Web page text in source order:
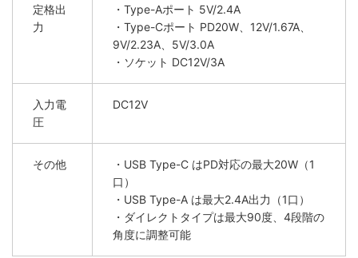
定格出
力
・Type-Aポート 5V/2.4A
・Type-Cポート PD20W、12V/1.67A、
9V/2.23A、5V/3.0A
・ソケット DC12V/3A
入力電
圧
DC12V
その他
・USB Type-C はPD対応の最大20W（1
口）
・USB Type-A は最大2.4A出力（1口）
・ダイレクトタイプは最大90度、4段階の
角度に調整可能